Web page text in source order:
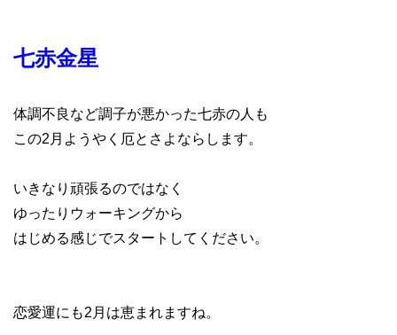
七赤金星
体調不良など調子が悪かった七赤の人も
この2月ようやく厄とさよならします。
いきなり頑張るのではなく
ゆったりウォーキングから
はじめる感じでスタートしてください。
恋愛運にも2月は恵まれますね。